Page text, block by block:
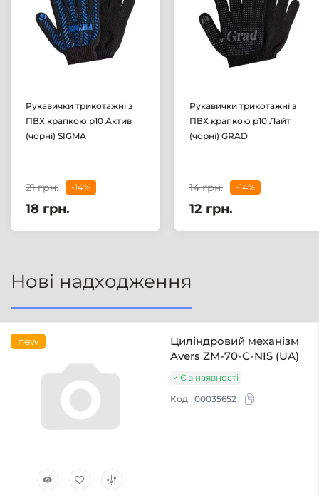
Рукавички трикотажні з
ПВХ крапкою р10 Актив
(чорні) SIGMA
21 грн. -14%
18 грн.
Рукавички трикотажні з
ПВХ крапкою р10 Лайт
(чорні) GRAD
14 грн. -14%
12 грн.
Нові надходження
new
Циліндровий механізм
Avers ZM-70-C-NIS (UA)
Є в наявності
Код: 00035652